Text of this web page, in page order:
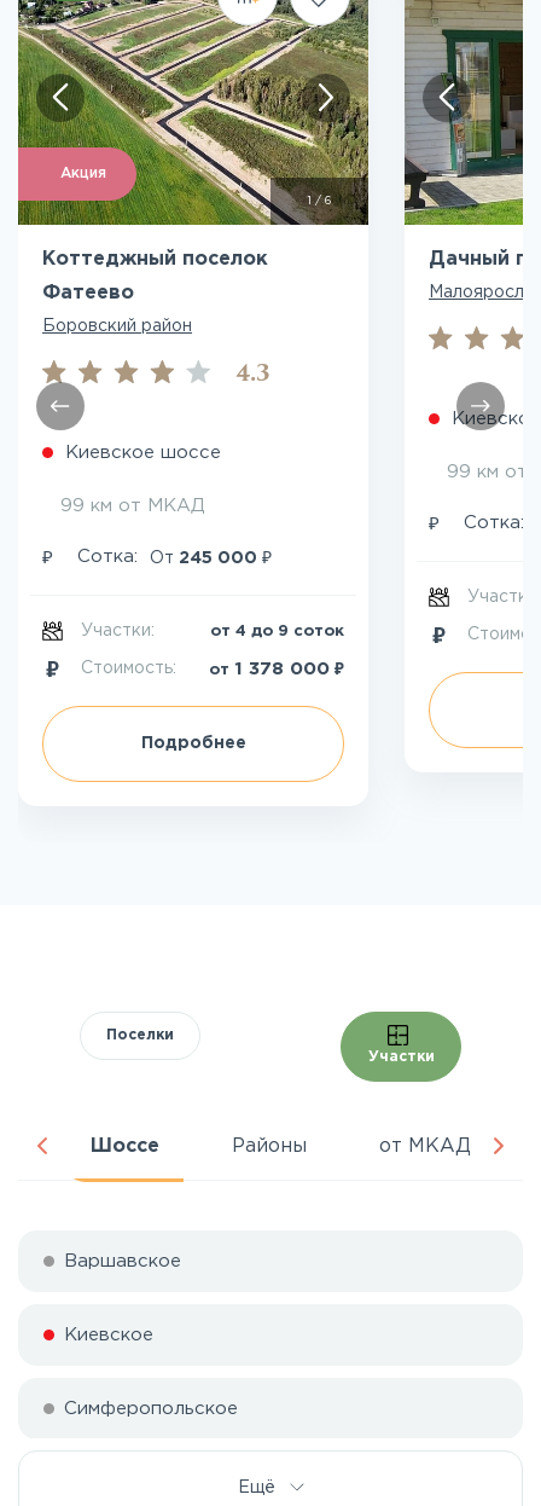
Акция
1 /6
Коттеджный поселок
Фатеево
Боровский район
4.3
Киевское шоссе
99 км от МКАД
₽ Сотка: От 245 000 ₽
Участки: от 4 до 9 соток
Стоимость: от 1 378 000 ₽
Подробнее
Дачный
99 км от
₽ Сотка:
Участки:
Поселки
Участки
Шоссе Районы от МКАД
Варшавское
Киевское
Симферопольское
Ещё